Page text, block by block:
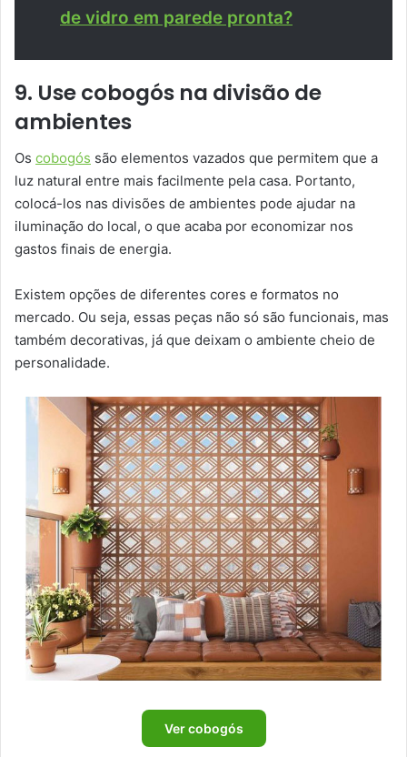
de vidro em parede pronta?
9. Use cobogós na divisão de
ambientes
Os cobogós são elementos vazados que permitem que a
luz natural entre mais facilmente pela casa. Portanto,
colocá-los nas divisões de ambientes pode ajudar na
iluminação do local, o que acaba por economizar nos
gastos finais de energia.
Existem opções de diferentes cores e formatos no
mercado. Ou seja, essas peças não só são funcionais, mas
também decorativas, já que deixam o ambiente cheio de
personalidade.
Ver cobogós